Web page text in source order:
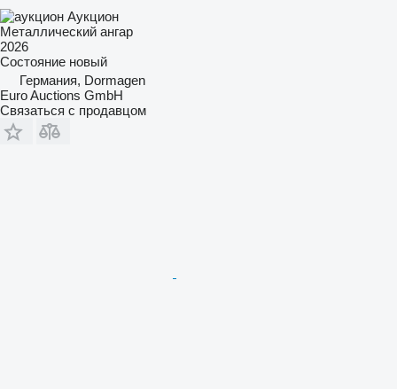
Аукцион
Металлический ангар
2026
Состояние новый
Германия, Dormagen
Euro Auctions GmbH
Связаться с продавцом